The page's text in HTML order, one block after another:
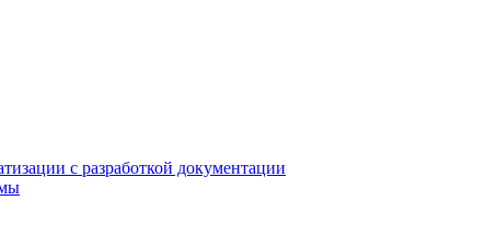
с разработкой документации